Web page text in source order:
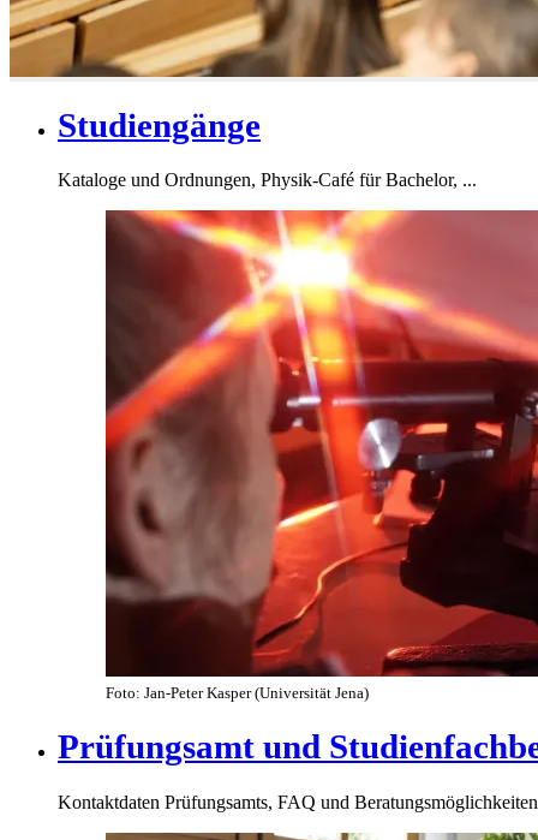
Studiengänge
Kataloge und Ordnungen, Physik-Café für Bachelor, ...
Foto: Jan-Peter Kasper (Universität Jena)
Prüfungsamt und
Kontaktdaten Prüfungsamts, FAQ und Beratungsmöglichkeiten